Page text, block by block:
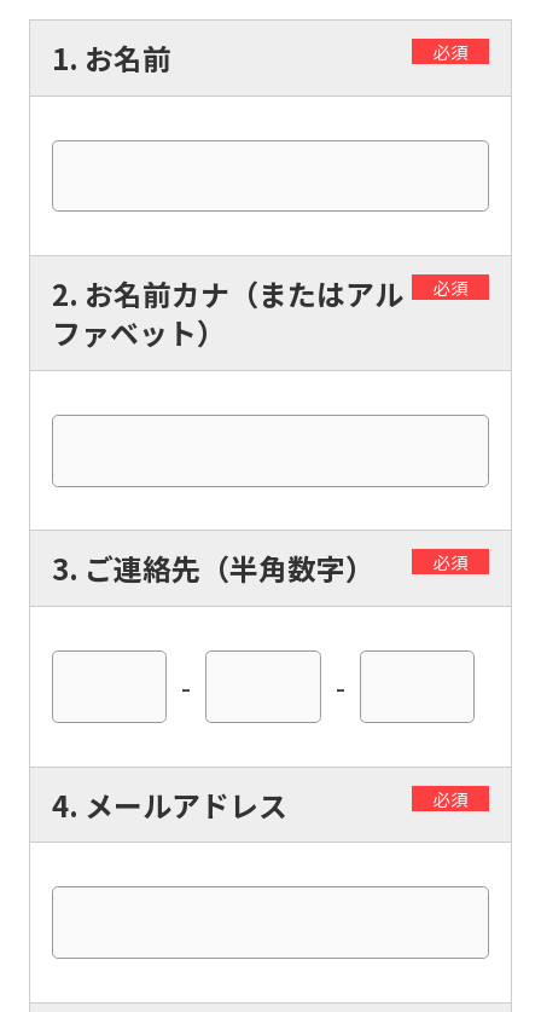
1. お名前 必須
2. お名前カナ（またはアル
ファベット）
必須
3. ご連絡先（半角数字） 必須
- -
4. メールアドレス 必須